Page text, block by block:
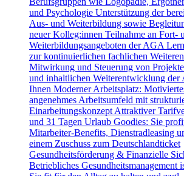
und Psychologie Unterstützung der
Aus- und Weiterbildung sowie
neuer Kolleg:innen Teilnahme an Fort-
Weiterbildungsangeboten der AGA
zur kontinuierlichen fachlichen
Mitwirkung und Steuerung von
und inhaltlichen Weiterentwicklung der
Ihnen Moderner Arbeitsplatz:
angenehmes Arbeitsumfeld mit
Einarbeitungskonzept Attraktiver
und 31 Tagen Urlaub Goodies: Sie
Mitarbeiter-Benefits, Dienstradleasing
einem Zuschuss zum Deutschlandticket
Gesundheitsförderung & Finanzielle
Betriebliches Gesundheitsmanagement